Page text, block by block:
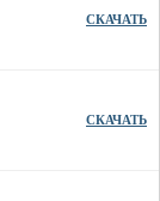
СКАЧАТЬ
СКАЧАТЬ